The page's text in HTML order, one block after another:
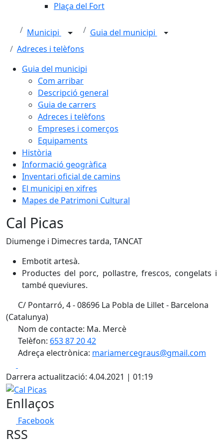
Plaça del Fort
Municipi
Guia del municipi
Adreces i telèfons
Guia del municipi
Com arribar
Descripció general
Guia de carrers
Adreces i telèfons
Empreses i comerços
Equipaments
Història
Informació geogràfica
Inventari oficial de camins
El municipi en xifres
Mapes de Patrimoni Cultural
Cal Picas
Diumenge i Dimecres tarda, TANCAT
Embotit artesà.
Productes del porc, pollastre, frescos, congelats i
també queviures.
C/ Pontarró, 4 - 08696 La Pobla de Lillet - Barcelona
(Catalunya)
Nom de contacte: Ma. Mercè
Telèfon: 653 87 20 42
Adreça electrònica: mariamercegraus@gmail.com
Darrera actualització: 4.04.2021 | 01:19
Cal Picas
Enllaços
Facebook
RSS